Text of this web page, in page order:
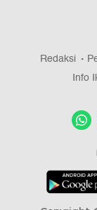
Redaksi
Info